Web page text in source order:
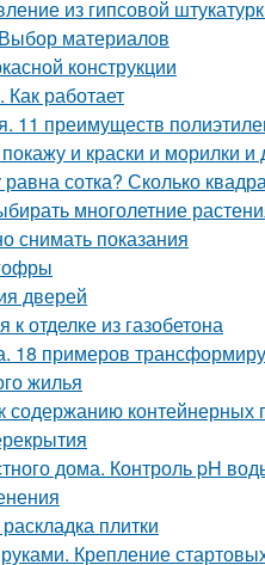
из гипсовой
материалов
конструкции
работает
11 преимуществ
и краски и морилки
сотка? Сколько
многолетние
снимать показания
дверей
отделке из газобетона
примеров
жилья
контейнерных
дома. Контроль pH
плитки
Крепление